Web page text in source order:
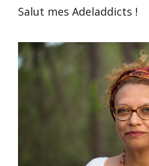
Salut mes Adeladdicts !